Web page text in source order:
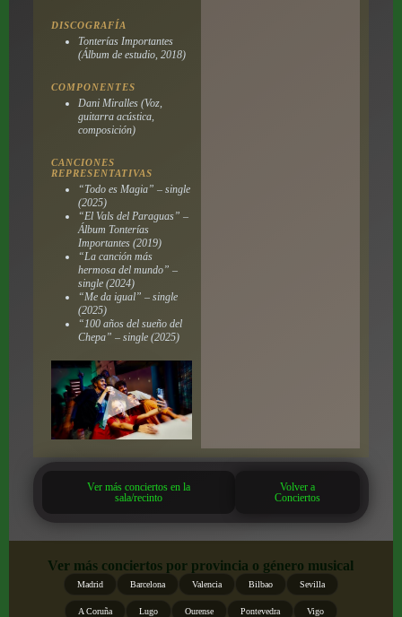
DISCOGRAFÍA
Tonterías Importantes
(Álbum de estudio, 2018)
COMPONENTES
Dani Miralles (Voz,
guitarra acústica,
composición)
CANCIONES
REPRESENTATIVAS
“Todo es Magia” – single
(2025)
“El Vals del Paraguas” –
Álbum Tonterías
Importantes(2019)
“La canción más
hermosa del mundo” –
single (2024)
“Me da igual” – single
(2025)
“100 años del sueño del
Chepa” – single (2025)
Ver más conciertos en la
sala/recinto
Volver a
Conciertos
Ver más conciertos por provincia o género musical
Madrid Barcelona Valencia Bilbao Sevilla
A Coruña Lugo Ourense Pontevedra Vigo